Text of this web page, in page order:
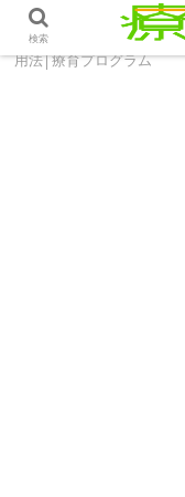
ホーム 療育プ
用法│療育プログラム
検索